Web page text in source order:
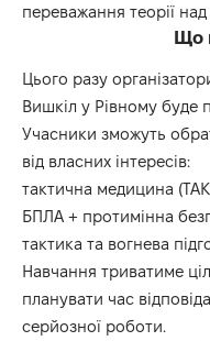
переважання теорії
Що
Цього разу
Вишкіл у Рівному буде
Учасники зможуть
від власних інтересів:
тактична медицина
БПЛА + протимінна
тактика та вогнева
Навчання триватиме
планувати час
серйозної роботи.